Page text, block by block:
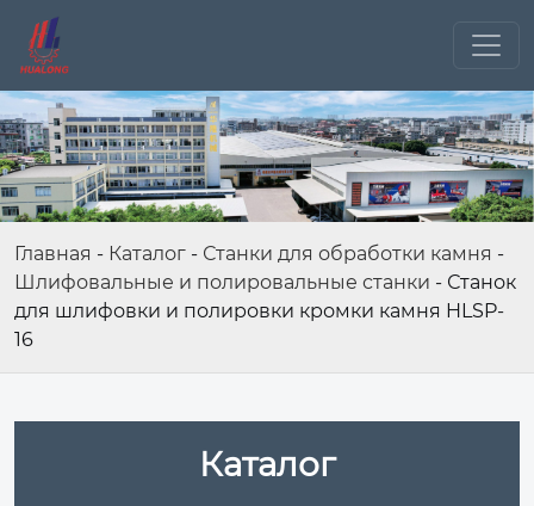
Главная - Каталог - Станки для обработки камня -
Шлифовальные и полировальные станки - Станок
для шлифовки и полировки кромки камня HLSP-
16
Каталог